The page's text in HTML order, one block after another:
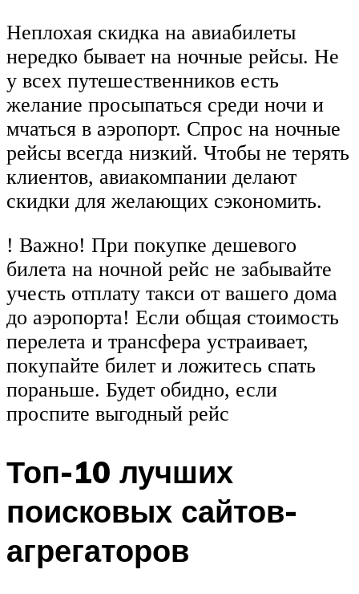
Неплохая скидка на авиабилеты
нередко бывает на ночные рейсы. Не
у всех путешественников есть
желание просыпаться среди ночи и
мчаться в аэропорт. Спрос на ночные
рейсы всегда низкий. Чтобы не терять
клиентов, авиакомпании делают
скидки для желающих сэкономить.
! Важно! При покупке дешевого
билета на ночной рейс не забывайте
учесть отплату такси от вашего дома
до аэропорта! Если общая стоимость
перелета и трансфера устраивает,
покупайте билет и ложитесь спать
пораньше. Будет обидно, если
проспите выгодный рейс
Топ-10 лучших
поисковых сайтов-
агрегаторов